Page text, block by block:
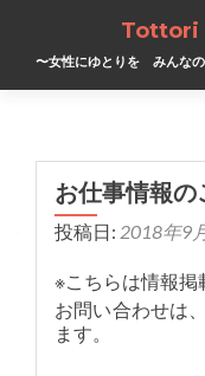
Tottori
〜女性にゆとりを みんな
お仕事情報の
投稿日: 2018年9
※こちらは情報掲
お問い合わせは
ます。